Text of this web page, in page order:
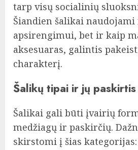
tarp visų socialinių
Šiandien šalikai
apsirengimui, bet ir kaip
aksesuaras, galintis
charakterį.
Šalikų tipai ir jų paskirtis
Šalikai gali būti įvairių
medžiagų ir paskirčių.
skirstomi į šias kategorijas: